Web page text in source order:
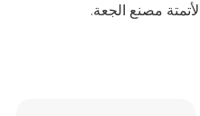
مصنع الجعة.